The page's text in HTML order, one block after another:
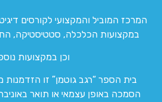
במקצועות הכלכלה, סטטיסטיקה,
וכן במקצועות
בית הספר “רגב גוטמן” זו הזדמנות
הסמכה באופן עצמאי או תואר